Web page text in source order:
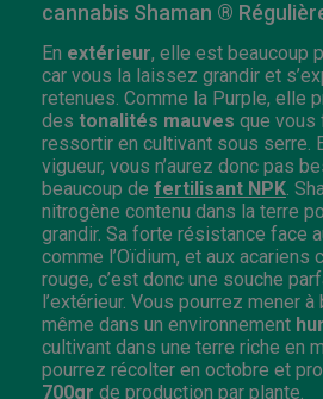
cannabis Shaman ®
En extérieur, elle est beaucoup
car vous la laissez grandir et
retenues. Comme la Purple, elle
des tonalités mauves que vous
ressortir en cultivant sous serre.
vigueur, vous n’aurez donc pas
beaucoup de fertilisant NPK.
nitrogène contenu dans la terre
grandir. Sa forte résistance face
comme l’Oïdium, et aux acariens
rouge, c’est donc une souche
l’extérieur. Vous pourrez mener
même dans un environnement
cultivant dans une terre riche en
pourrez récolter en octobre et
700gr de production par plante.